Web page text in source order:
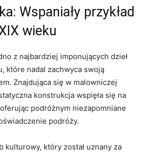
Wspaniały przykład
wieku
z najbardziej imponujących dzieł
które nadal zachwyca swoją
Znajdująca się w malowniczej
konstrukcja wspięła się na
podróżnym niezapomniane
podróży.
kulturowy, który został uznany za